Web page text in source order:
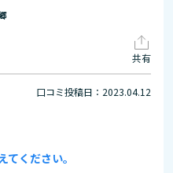
共有
口コミ投稿日：2023.04.12
ください。